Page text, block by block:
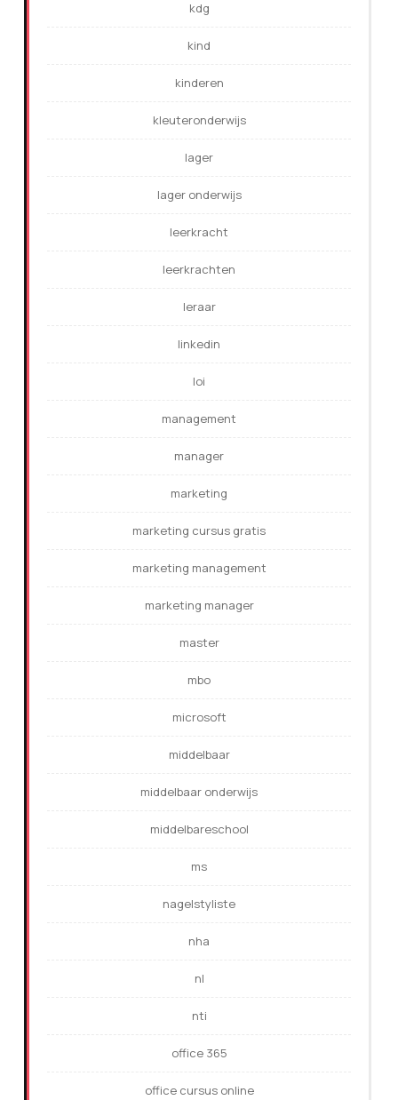
kdg
kind
kinderen
kleuteronderwijs
lager
lager onderwijs
leerkracht
leerkrachten
leraar
linkedin
loi
management
manager
marketing
marketing cursus gratis
marketing management
marketing manager
master
mbo
microsoft
middelbaar
middelbaar onderwijs
middelbareschool
ms
nagelstyliste
nha
nl
nti
office 365
office cursus online